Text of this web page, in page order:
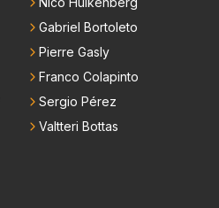
Gabriel Bortoleto
Pierre Gasly
Franco Colapinto
Sergio Pérez
Valtteri Bottas